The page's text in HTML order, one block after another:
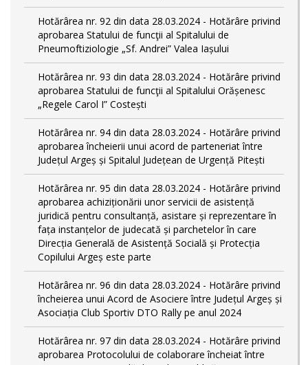
Hotărârea nr. 92 din data 28.03.2024 - Hotărâre privind
aprobarea Statului de funcţii al Spitalului de
Pneumoftiziologie „Sf. Andrei” Valea Iașului
Hotărârea nr. 93 din data 28.03.2024 - Hotărâre privind
aprobarea Statului de funcţii al Spitalului Orășenesc
„Regele Carol I” Costești
Hotărârea nr. 94 din data 28.03.2024 - Hotărâre privind
aprobarea încheierii unui acord de parteneriat între
Județul Argeș și Spitalul Județean de Urgență Pitești
Hotărârea nr. 95 din data 28.03.2024 - Hotărâre privind
aprobarea achiziționării unor servicii de asistență
juridică pentru consultanță, asistare și reprezentare în
fața instanțelor de judecată și parchetelor în care
Direcția Generală de Asistență Socială și Protecția
Copilului Argeș este parte
Hotărârea nr. 96 din data 28.03.2024 - Hotărâre privind
încheierea unui Acord de Asociere între Județul Argeș și
Asociația Club Sportiv DTO Rally pe anul 2024
Hotărârea nr. 97 din data 28.03.2024 - Hotărâre privind
aprobarea Protocolului de colaborare încheiat între